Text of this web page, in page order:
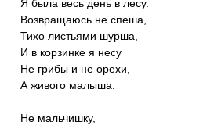
Я была весь день в лесу.
Возвращаюсь не спеша,
Тихо листьями шурша,
И в корзинке я несу
Не грибы и не орехи,
А живого малыша.
Не мальчишку,